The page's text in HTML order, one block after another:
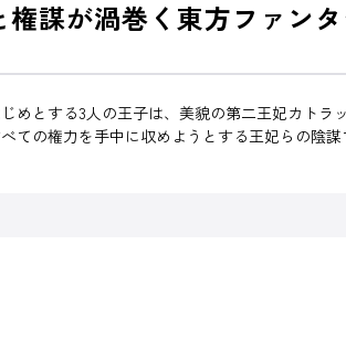
謀が渦巻く東方ファンタ
とする3人の王子は、美貌の第二王妃カト
の権力を手中に収めようとする王妃らの陰